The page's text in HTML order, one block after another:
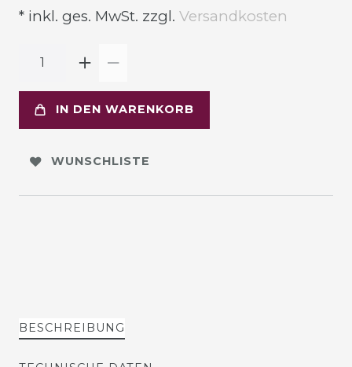
* inkl. ges. MwSt. zzgl. Versandkosten
IN DEN WARENKORB
WUNSCHLISTE
BESCHREIBUNG